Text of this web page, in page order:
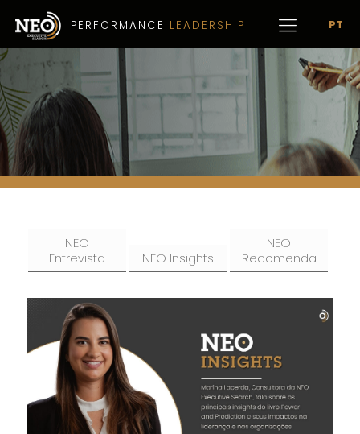
PERFORMANCE LEADERSHIP PT
NEO
Entrevista
NEO Insights
NEO
Recomenda